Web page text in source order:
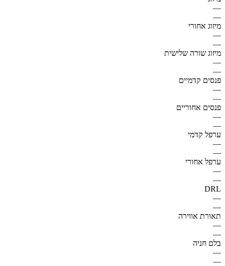
—
—
מיזוג אחורי
—
—
מיזוג שורה שלישית
—
—
פנסים קדמיים
—
—
פנסים אחוריים
—
—
ערפל קדמי
—
—
ערפל אחורי
—
—
DRL
—
—
תאורת אווירה
—
—
בלם חניה
—
—